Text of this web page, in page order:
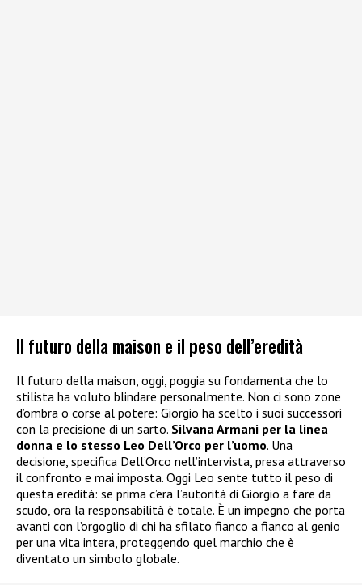
Il futuro della maison e il peso dell’eredità
Il futuro della maison, oggi, poggia su fondamenta che lo
stilista ha voluto blindare personalmente. Non ci sono zone
d’ombra o corse al potere: Giorgio ha scelto i suoi successori
con la precisione di un sarto. Silvana Armani per la linea
donna e lo stesso Leo Dell’Orco per l’uomo. Una
decisione, specifica Dell’Orco nell’intervista, presa attraverso
il confronto e mai imposta. Oggi Leo sente tutto il peso di
questa eredità: se prima c’era l’autorità di Giorgio a fare da
scudo, ora la responsabilità è totale. È un impegno che porta
avanti con l’orgoglio di chi ha sfilato fianco a fianco al genio
per una vita intera, proteggendo quel marchio che è
diventato un simbolo globale.